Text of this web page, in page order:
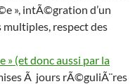
», intÃ©gration d’un
respect des
» (et donc aussi par la
Ã jours rÃ©guliÃ¨res